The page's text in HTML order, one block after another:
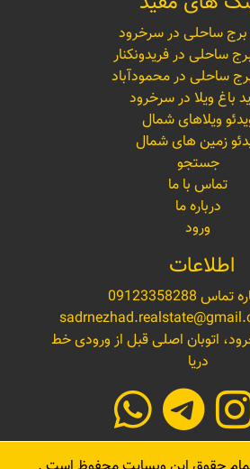
برج ساحلی در سرخرود
ساحلی در فریدونکنار
ساحلی در محمودآباد
باغ ویلا در سرخرود
ویلاهای شمال
زمین های شمال
جستجو
تماس با ما
درباره ما
ورود
اطلاعات
تماس 09123358288
اتوبان اصلی قبل از ورودی خط
دریا